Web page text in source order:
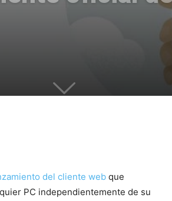
del cliente web que
PC independientemente de su